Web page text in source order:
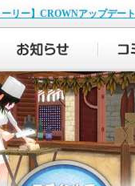
ーリー】CROWNアップデート